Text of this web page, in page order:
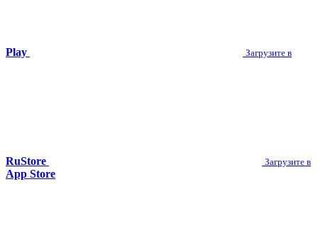
Play Загрузите в
RuStore Загрузите в
App Store